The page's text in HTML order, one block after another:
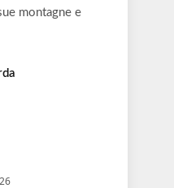
montagne e